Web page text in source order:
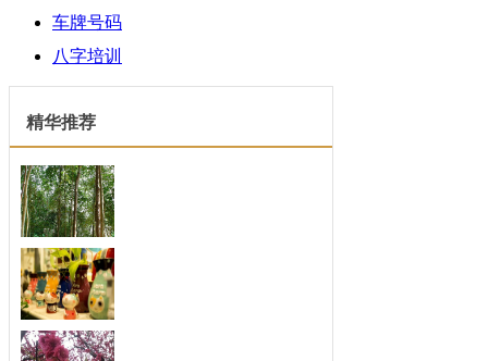
车牌号码
八字培训
精华推荐
四月份人格魅力开始大
每一个人的人格魅力绝对是吸引人最重
要的法...
扬长避短，善于发现别